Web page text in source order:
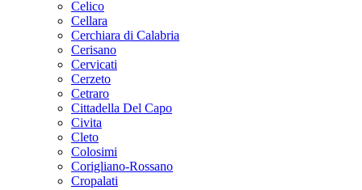
Celico
Cellara
Cerchiara di Calabria
Cerisano
Cervicati
Cerzeto
Cetraro
Cittadella Del Capo
Civita
Cleto
Colosimi
Corigliano-Rossano
Cropalati